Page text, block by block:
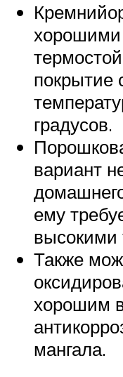
хорошими
покрытие
градусов.
вариант
ему
высокими
Также
хорошим
мангала.